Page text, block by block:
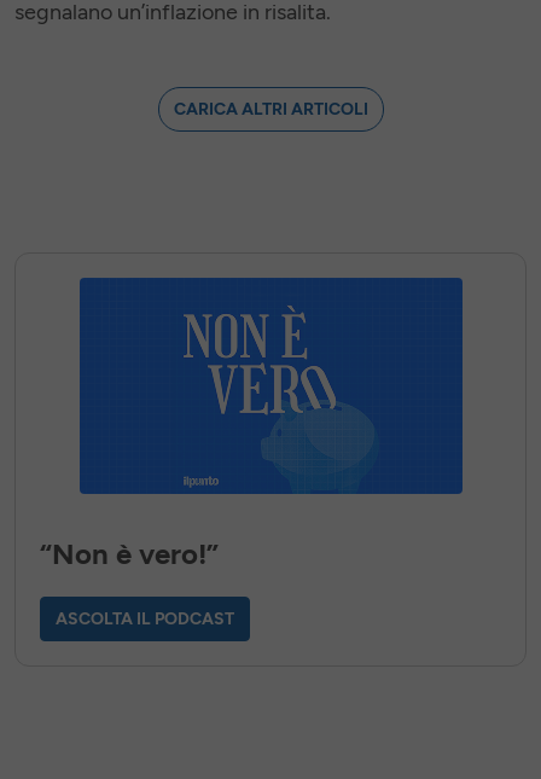
segnalano un’inflazione in risalita.
CARICA ALTRI ARTICOLI
“Non è vero!”
ASCOLTA IL PODCAST